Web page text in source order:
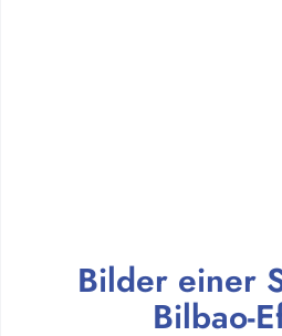
Bilder einer
Bilbao-